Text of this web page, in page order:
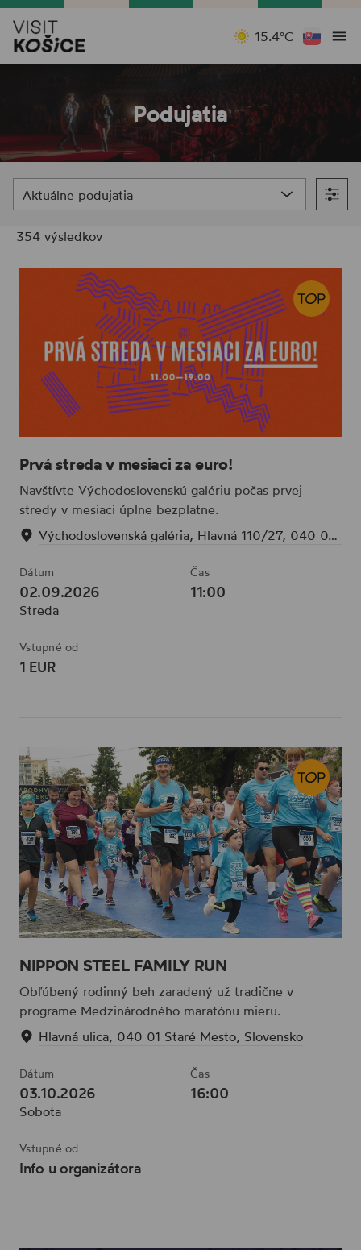
15.4°C
Podujatia
Aktuálne podujatia
354 výsledkov
Prvá streda v mesiaci za euro!
Navštívte Východoslovenskú galériu počas prvej
stredy v mesiaci úplne bezplatne.
Východoslovenská galéria, Hlavná 110/27, 040 01 Staré Mesto, Slovensko
Dátum
02.09.2026
Streda
Čas
11:00
Vstupné od
1 EUR
NIPPON STEEL FAMILY RUN
Obľúbený rodinný beh zaradený už tradične v
programe Medzinárodného maratónu mieru.
Hlavná ulica, 040 01 Staré Mesto, Slovensko
Dátum
03.10.2026
Sobota
Čas
16:00
Vstupné od
Info u organizátora